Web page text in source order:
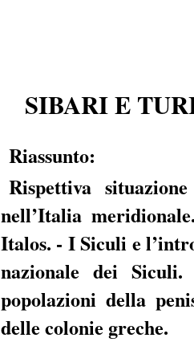
SIBARI E
Riassunto:
Rispettiva
nell’Italia
Italos. - I Siculi e
nazionale dei
popolazioni della
delle colonie greche.